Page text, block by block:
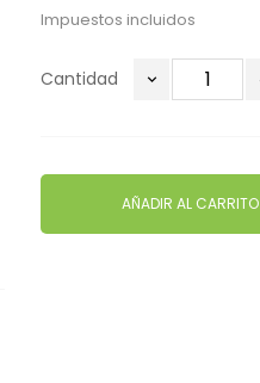
Impuestos incluidos
Cantidad
AÑADIR AL CARRITO